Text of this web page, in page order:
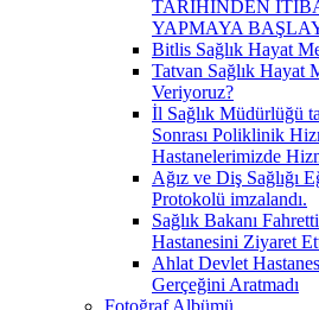
TARİHİNDEN
YAPMAYA
Bitlis Sağlık Hayat
Tatvan Sağlık Hayat
Veriyoruz?
İl Sağlık Müdürlüğü
Sonrası Poliklinik
Hastanelerimizde
Ağız ve Diş Sağlığı
Protokolü imzalandı.
Sağlık Bakanı
Hastanesini Ziyaret
Ahlat Devlet
Gerçeğini Aratmadı
Fotoğraf Albümü